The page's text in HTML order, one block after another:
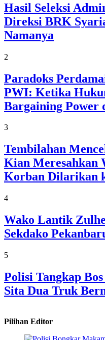
Hasil Seleksi
Direksi BRK
Namanya
2
Paradoks
PWI: Ketika
Bargaining Power
3
Tembilahan
Kian Meresahkan
Korban Dilarikan
4
Wako Lantik
Sekdako
5
Polisi Tangkap
Sita Dua Truk
Pilihan Editor